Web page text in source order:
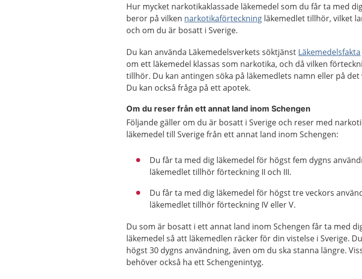
Hur mycket narkotikaklassade läkemedel som du får ta med
beror på vilken narkotikaförteckning läkemedlet tillhör, vilket
och om du är bosatt i Sverige.
Du kan använda Läkemedelsverkets söktjänst Läkemedelsfakta
om ett läkemedel klassas som narkotika, och då vilken
tillhör. Du kan antingen söka på läkemedlets namn eller på
Du kan också fråga på ett apotek.
Om du reser från ett annat land inom Schengen
Följande gäller om du är bosatt i Sverige och reser med
läkemedel till Sverige från ett annat land inom Schengen:
Du får ta med dig läkemedel för högst fem dygns
läkemedlet tillhör förteckning II och III.
Du får ta med dig läkemedel för högst tre veckors
läkemedlet tillhör förteckning IV eller V.
Du som är bosatt i ett annat land inom Schengen får ta med
läkemedel så att läkemedlen räcker för din vistelse i Sverige.
högst 30 dygns användning, även om du ska stanna längre.
behöver också ha ett Schengenintyg.